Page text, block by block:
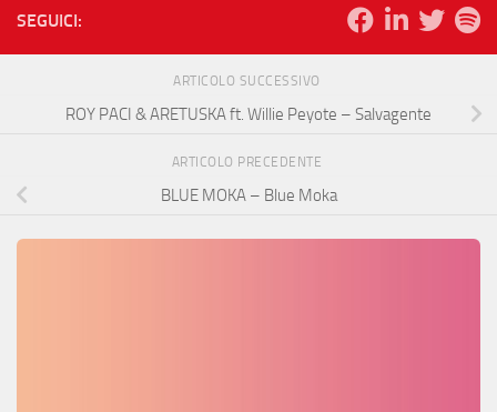
SEGUICI:
ARTICOLO SUCCESSIVO
ROY PACI & ARETUSKA ft. Willie Peyote – Salvagente
ARTICOLO PRECEDENTE
BLUE MOKA – Blue Moka